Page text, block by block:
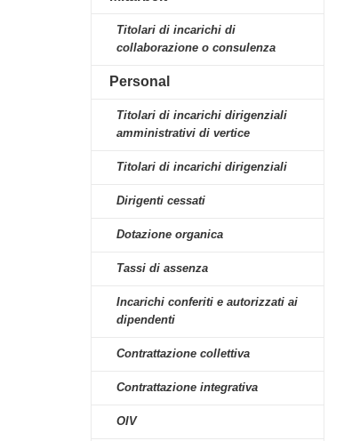
Titolari di incarichi di
collaborazione o consulenza
Personal
Titolari di incarichi dirigenziali
amministrativi di vertice
Titolari di incarichi dirigenziali
Dirigenti cessati
Dotazione organica
Tassi di assenza
Incarichi conferiti e autorizzati ai
dipendenti
Contrattazione collettiva
Contrattazione integrativa
OIV